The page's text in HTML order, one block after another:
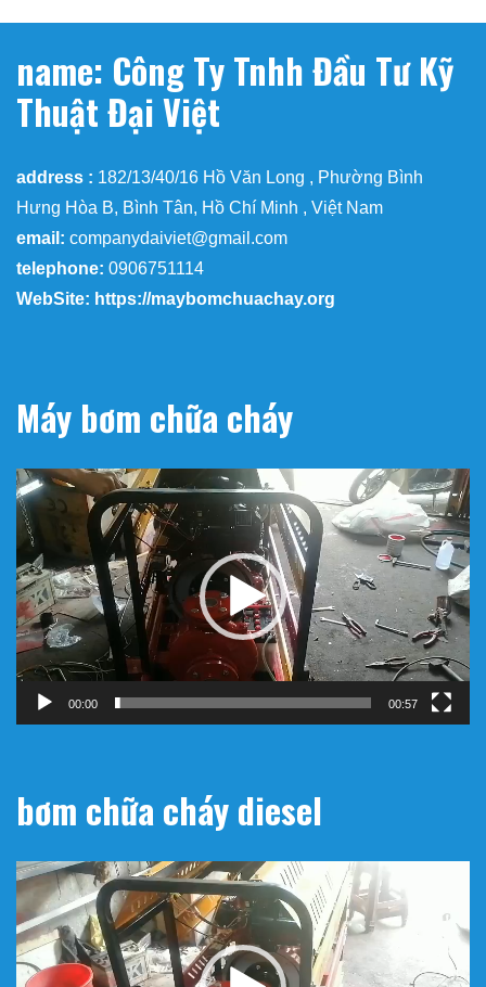
name: Công Ty Tnhh Đầu Tư Kỹ
Thuật Đại Việt
address : 182/13/40/16 Hồ Văn Long , Phường Bình
Hưng Hòa B, Bình Tân, Hồ Chí Minh , Việt Nam
email: companydaiviet@gmail.com
telephone: 0906751114
WebSite: https://maybomchuachay.org
Máy bơm chữa cháy
Trình
chơi
Video
00:00 00:57
bơm chữa cháy diesel
Trình
chơi
Video